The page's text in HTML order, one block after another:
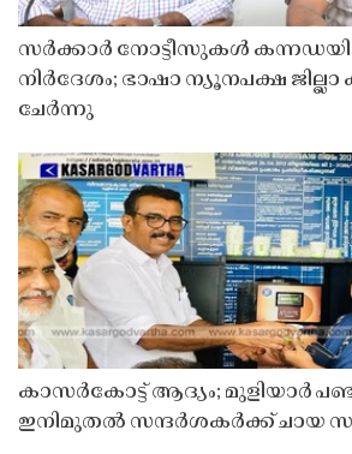
സർക്കാർ നോട്ടീസുകൾ
നിർദേശം; ഭാഷാ ന്യൂനപക്ഷ ജില്ലാ
ചേർന്നു
കാസർകോട്ട് ആദ്യം; മുളിയാർ
ഇനിമുതൽ സന്ദർശകർക്ക് ചായ